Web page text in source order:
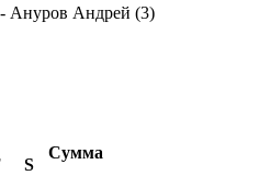
- Ануров Андрей (3)
Сумма
S